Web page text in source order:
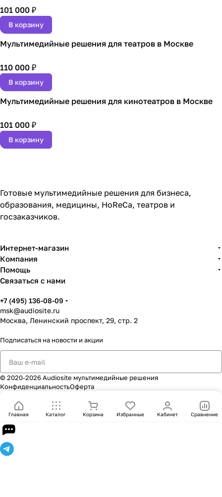
101 000 ₽
В корзину
Мультимедийные решения для театров в Москве
110 000 ₽
В корзину
Мультимедийные решения для кинотеатров в Москве
101 000 ₽
В корзину
Готовые мультимедийные решения для бизнеса,
образования, медицины, HoReCa, театров и
госзаказчиков.
Интернет-магазин
Компания
Помощь
Связаться с нами
+7 (495) 136-08-09
msk@audiosite.ru
Москва, Ленинский проспект, 29, стр. 2
Подписаться на новости и акции
© 2020-2026 Audiosite мультимедийные решения
КонфиденциальностьОферта
Главная Каталог Корзина Избранные Кабинет Сравнение